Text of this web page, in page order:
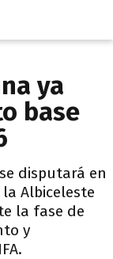
ya
base
disputará en
la Albiceleste
la fase de
y